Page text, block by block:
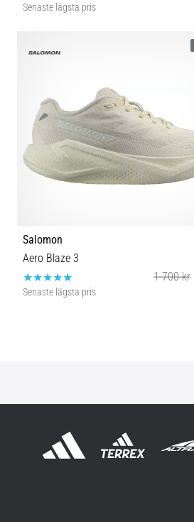
Senaste lägsta pris
Salomon
Aero Blaze 3
1 700 kr
Senaste lägsta pris